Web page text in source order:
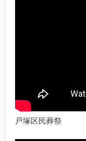
戸塚区民葬祭